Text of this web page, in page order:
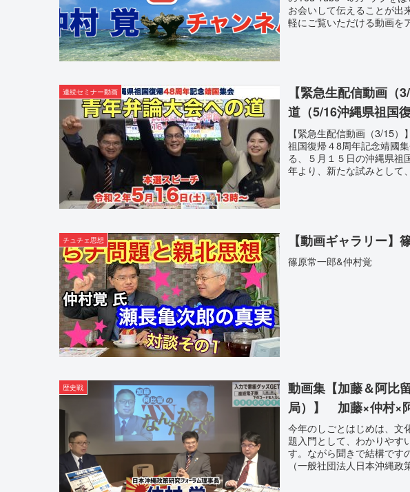
お会いして伝えることが出
軽にご覧いただける動画を
連続セミナー動画
【緊急生配信動画
道（5/16沖縄県祖国
【緊急生配信動画（3/15
祖国復帰４8周年記念靖國
る、５月１５日の沖縄県祖
年より、新たな試みとして
チュチェ思想 【動画ギャラリー】
篠原常一郎&仲村覚
歴史戦
動画集【加藤＆阿比
局）】 加藤×仲村×
今年のしごとはじめは、文
題入門として、わかりやす
す。ながら聞きで結構です
（一般社団法人日本沖縄